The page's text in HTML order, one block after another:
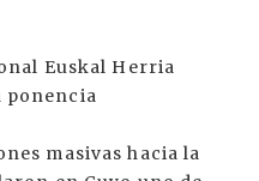
Euskal Herria
ponencia
masivas hacia la